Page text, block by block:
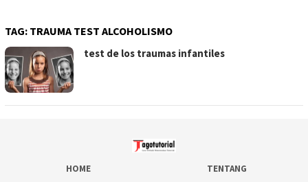
TAG: TRAUMA TEST ALCOHOLISMO
test de los traumas infantiles
HOME
TENTANG